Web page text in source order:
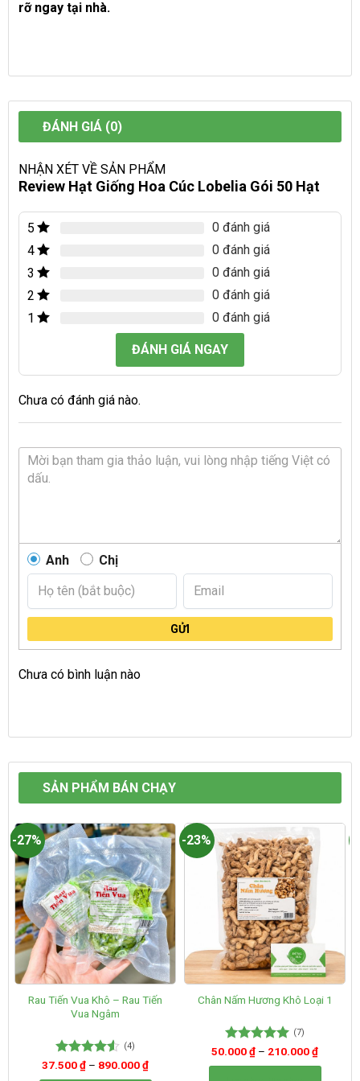
rỡ ngay tại nhà.
ĐÁNH GIÁ (0)
NHẬN XÉT VỀ SẢN PHẨM
Review Hạt Giống Hoa Cúc Lobelia Gói 50 Hạt
5
0 đánh giá
4
0 đánh giá
3
0 đánh giá
2
0 đánh giá
1
0 đánh giá
ĐÁNH GIÁ NGAY
Chưa có đánh giá nào.
Anh Chị
GỬI
Chưa có bình luận nào
SẢN PHẨM BÁN CHẠY
-27%
Rau Tiến Vua Khô – Rau Tiến
Vua Ngâm
Được xếp
hạng4.50
(4)
37.500₫ – 890.000₫
-23%
Chân Nấm Hương Khô Loại 1
Được xếp
hạng5.00
(7)
50.000₫ – 210.000₫